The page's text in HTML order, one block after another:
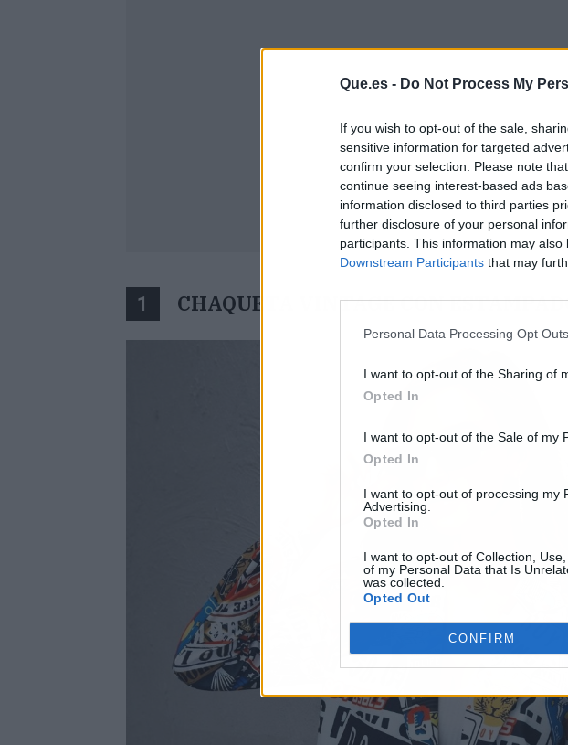
Que.es - Do Not Process My
If you wish to opt-out of the sale,
sensitive information for targeted
confirm your selection. Please note
continue seeing interest-based ads
information disclosed to third parties
further disclosure of your personal
participants. This information may
Downstream Participants that may
Personal Data Processing Opt Outs
I want to opt-out of the Sharing of
Opted In
I want to opt-out of the Sale of my
Opted In
I want to opt-out of processing my
Advertising.
Opted In
I want to opt-out of Collection,
of my Personal Data that Is
was collected.
Opted Out
CONFIRM
1 CHAQUETA VINTAGE CON